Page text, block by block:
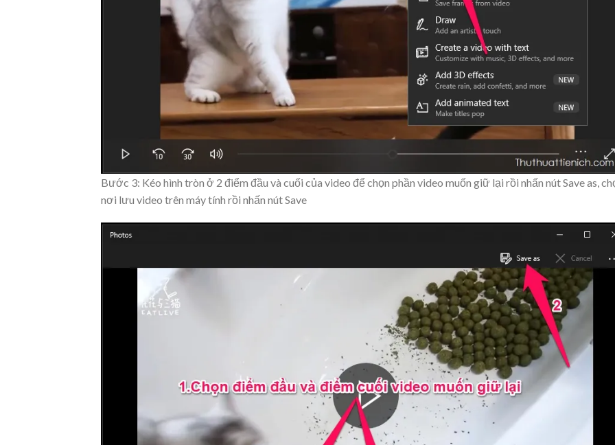
Bước 3: Kéo hình tròn ở 2 điểm đầu và cuối của video để chọn phần video muốn giữ lại rồi nhấn nútSave as,
nơi lưu video trên máy tính rồi nhấn nútSave